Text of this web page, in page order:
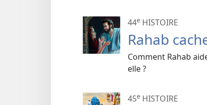
44e HISTOIRE
Rahab
Comment Rahab
elle ?
45e HISTOIRE